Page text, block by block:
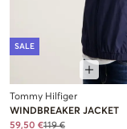
SALE
Tommy Hilfiger
WINDBREAKER JACKET
59,50 €119 €